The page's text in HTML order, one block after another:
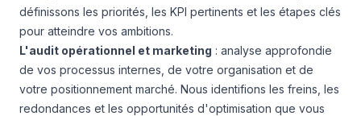
définissons les priorités, les KPI pertinents et les étapes clés
pour atteindre vos ambitions.
L'audit opérationnel et marketing : analyse approfondie
de vos processus internes, de votre organisation et de
votre positionnement marché. Nous identifions les freins, les
redondances et les opportunités d'optimisation que vous